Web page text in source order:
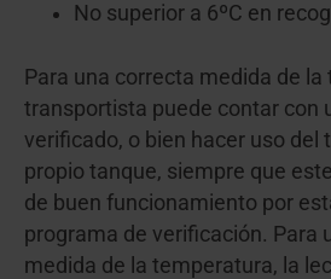
No superior a 6ºC en
Para una correcta medida de la
transportista puede contar con
verificado, o bien hacer uso del
propio tanque, siempre que
de buen funcionamiento por
programa de verificación. Para
medida de la temperatura, la